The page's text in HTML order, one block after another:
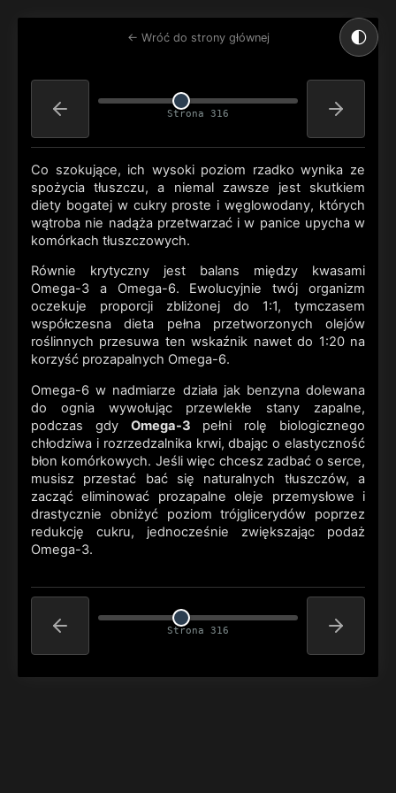
🌓
← Wróć do strony głównej
Strona 316
Co szokujące, ich wysoki poziom rzadko wynika ze
spożycia tłuszczu, a niemal zawsze jest skutkiem
diety bogatej w cukry proste i węglowodany, których
wątroba nie nadąża przetwarzać i w panice upycha w
komórkach tłuszczowych.
Równie krytyczny jest balans między kwasami
Omega-3 a Omega-6. Ewolucyjnie twój organizm
oczekuje proporcji zbliżonej do 1:1, tymczasem
współczesna dieta pełna przetworzonych olejów
roślinnych przesuwa ten wskaźnik nawet do 1:20 na
korzyść prozapalnych Omega-6.
Omega-6 w nadmiarze działa jak benzyna dolewana
do ognia wywołując przewlekłe stany zapalne,
podczas gdy Omega-3 pełni rolę biologicznego
chłodziwa i rozrzedzalnika krwi, dbając o elastyczność
błon komórkowych. Jeśli więc chcesz zadbać o serce,
musisz przestać bać się naturalnych tłuszczów, a
zacząć eliminować prozapalne oleje przemysłowe i
drastycznie obniżyć poziom trójglicerydów poprzez
redukcję cukru, jednocześnie zwiększając podaż
Omega-3.
Strona 316